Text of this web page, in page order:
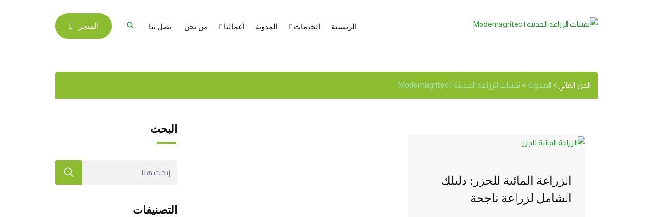
الرئيسية الخدمات المدونة أعمالنا من نحن اتصل بنا المتجر الوسم: الجزر المائي
الجزر المائي> المدونة> تقنيات الزراعة الحديثة | Modernagritec
الزراعة المائية للجزر: دليلك
الشامل لزراعة ناجحة
البحث
التصنيفات